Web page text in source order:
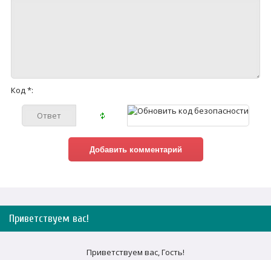
Код *:
Приветствуем вас!
Приветствуем вас,Гость!